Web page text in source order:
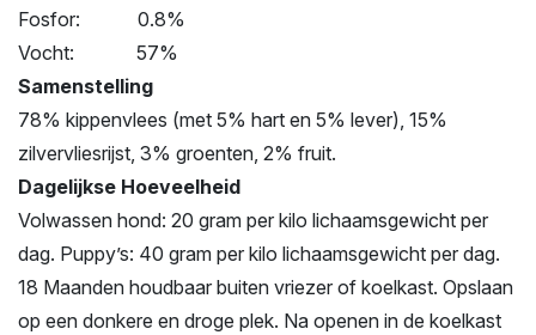
Fosfor: 0.8%
Vocht: 57%
Samenstelling
78% kippenvlees (met 5% hart en 5% lever), 15%
zilvervliesrijst, 3% groenten, 2% fruit.
Dagelijkse Hoeveelheid
Volwassen hond: 20 gram per kilo lichaamsgewicht per
dag. Puppy’s: 40 gram per kilo lichaamsgewicht per dag.
18 Maanden houdbaar buiten vriezer of koelkast. Opslaan
op een donkere en droge plek. Na openen in de koelkast